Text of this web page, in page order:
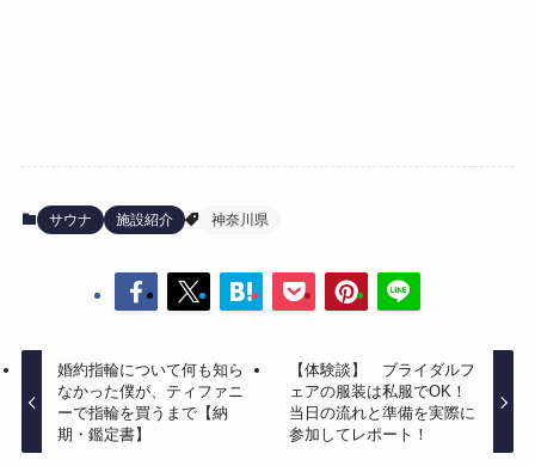
サウナ 施設紹介 神奈川県
婚約指輪について何も知ら
なかった僕が、ティファニ
ーで指輪を買うまで【納
期・鑑定書】
【体験談】 ブライダルフ
ェアの服装は私服でOK！
当日の流れと準備を実際に
参加してレポート！